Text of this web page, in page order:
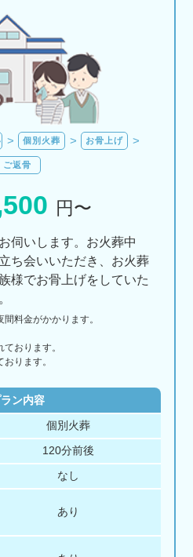
個別火葬 お骨上げ
ご返骨
円〜
伺いします。お火葬中
ち会いいただき、お火葬
様でお骨上げをしていた
間料金がかかります。
おります。
ります。
ン内容
個別火葬
120分前後
なし
あり